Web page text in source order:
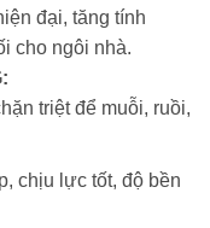
đại, tăng tính
cho ngôi nhà.
triệt để muỗi, ruồi,
chịu lực tốt, độ bền